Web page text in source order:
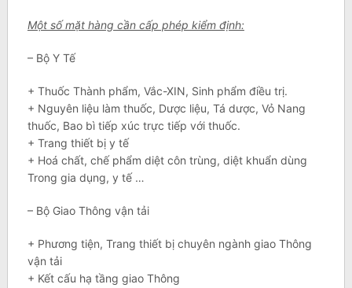
Một số mặt hàng cần cấp phép kiểm định:
– Bộ Y Tế
+ Thuốc Thành phẩm, Vắc-XIN, Sinh phẩm điều trị.
+ Nguyên liệu làm thuốc, Dược liệu, Tá dược, Vỏ Nang
thuốc, Bao bì tiếp xúc trực tiếp với thuốc.
+ Trang thiết bị y tế
+ Hoá chất, chế phẩm diệt côn trùng, diệt khuẩn dùng
Trong gia dụng, y tế …
– Bộ Giao Thông vận tải
+ Phương tiện, Trang thiết bị chuyên ngành giao Thông
vận tải
+ Kết cấu hạ tầng giao Thông